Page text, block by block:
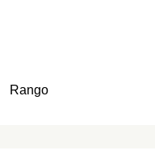
Rango